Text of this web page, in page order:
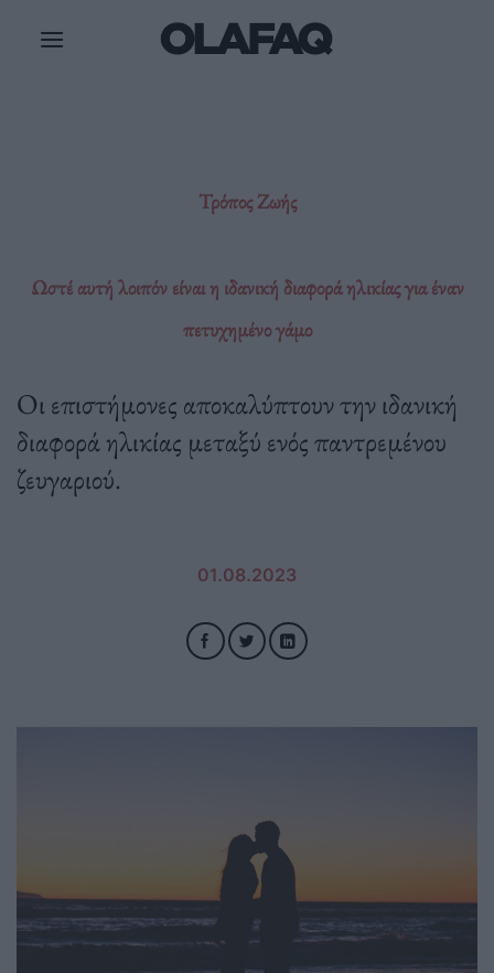
Τρόπος Ζωής
Ωστέ αυτή λοιπόν είναι η ιδανική διαφορά ηλικίας για έναν
πετυχημένο γάμο
Οι επιστήμονες αποκαλύπτουν την ιδανική
διαφορά ηλικίας μεταξύ ενός παντρεμένου
ζευγαριού.
01.08.2023